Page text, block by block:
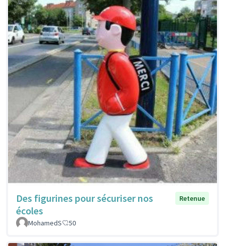
Des figurines pour sécuriser nos
écoles
Retenue
MohamedS 50